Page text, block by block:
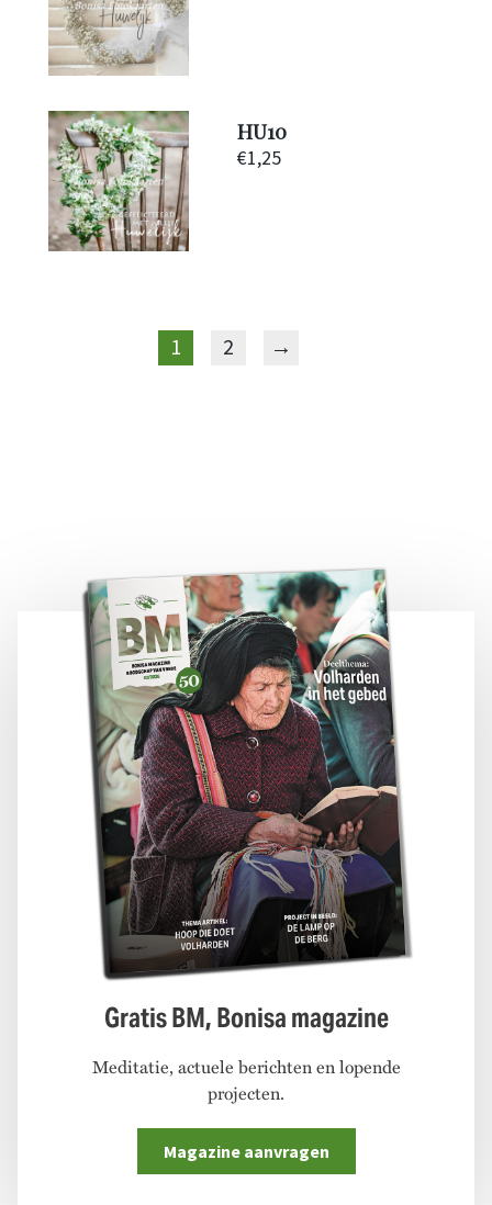
HU10
€1,25
1 2 →
Gratis BM, Bonisa magazine
Meditatie, actuele berichten en lopende
projecten.
Magazine aanvragen